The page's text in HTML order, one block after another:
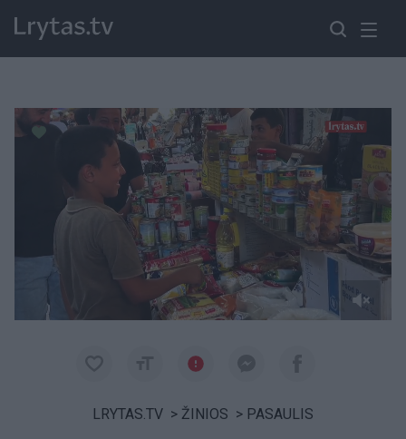
Paremkite Ukrainą
LRYTAS.TV > ŽINIOS > PASAULIS